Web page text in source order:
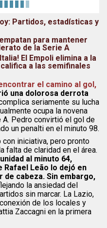
Partidos, estadísticas y
para mantener
de la Serie A
El Empoli elimina a la
a las semifinales
el camino al gol,
una dolorosa derrota
seriamente su lucha
ocupa la novena
Pedro convirtió el gol de
un penalti en el minuto 98.
iniciativa, pero pronto
falta de claridad en el área.
al minuto 64,
Rafael Leão lo dejó en
de cabeza. Sin embargo,
la ansiedad del
sin marcar. La Lazio,
de los locales y
Zaccagni en la primera